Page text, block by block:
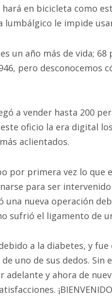
en bicicleta como
le impide
un año más de vida; 68
pero desconocemos
a vender hasta 200
oficio la era digital
aclientados.
por primera vez lo que
para ser intervenido
una nueva operación
sufrió el ligamento de
a la diabetes, y fue
uno de sus dedos. Sin
adelante y ahora de